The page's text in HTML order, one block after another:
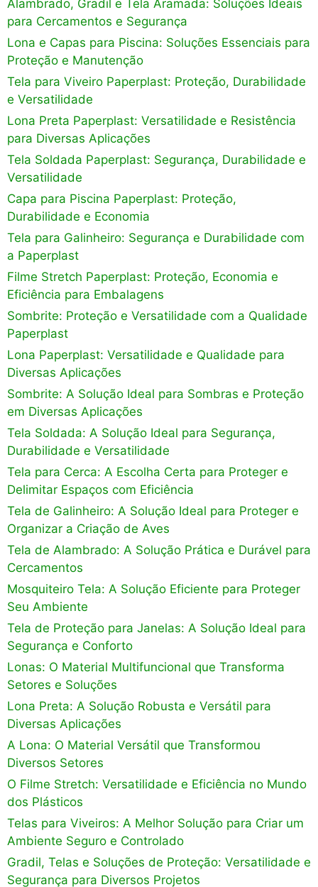
Alambrado, Gradil e Tela Aramada: Soluções Ideais
para Cercamentos e Segurança
Lona e Capas para Piscina: Soluções Essenciais para
Proteção e Manutenção
Tela para Viveiro Paperplast: Proteção, Durabilidade
e Versatilidade
Lona Preta Paperplast: Versatilidade e Resistência
para Diversas Aplicações
Tela Soldada Paperplast: Segurança, Durabilidade e
Versatilidade
Capa para Piscina Paperplast: Proteção,
Durabilidade e Economia
Tela para Galinheiro: Segurança e Durabilidade com
a Paperplast
Filme Stretch Paperplast: Proteção, Economia e
Eficiência para Embalagens
Sombrite: Proteção e Versatilidade com a Qualidade
Paperplast
Lona Paperplast: Versatilidade e Qualidade para
Diversas Aplicações
Sombrite: A Solução Ideal para Sombras e Proteção
em Diversas Aplicações
Tela Soldada: A Solução Ideal para Segurança,
Durabilidade e Versatilidade
Tela para Cerca: A Escolha Certa para Proteger e
Delimitar Espaços com Eficiência
Tela de Galinheiro: A Solução Ideal para Proteger e
Organizar a Criação de Aves
Tela de Alambrado: A Solução Prática e Durável para
Cercamentos
Mosquiteiro Tela: A Solução Eficiente para Proteger
Seu Ambiente
Tela de Proteção para Janelas: A Solução Ideal para
Segurança e Conforto
Lonas: O Material Multifuncional que Transforma
Setores e Soluções
Lona Preta: A Solução Robusta e Versátil para
Diversas Aplicações
A Lona: O Material Versátil que Transformou
Diversos Setores
O Filme Stretch: Versatilidade e Eficiência no Mundo
dos Plásticos
Telas para Viveiros: A Melhor Solução para Criar um
Ambiente Seguro e Controlado
Gradil, Telas e Soluções de Proteção: Versatilidade e
Segurança para Diversos Projetos